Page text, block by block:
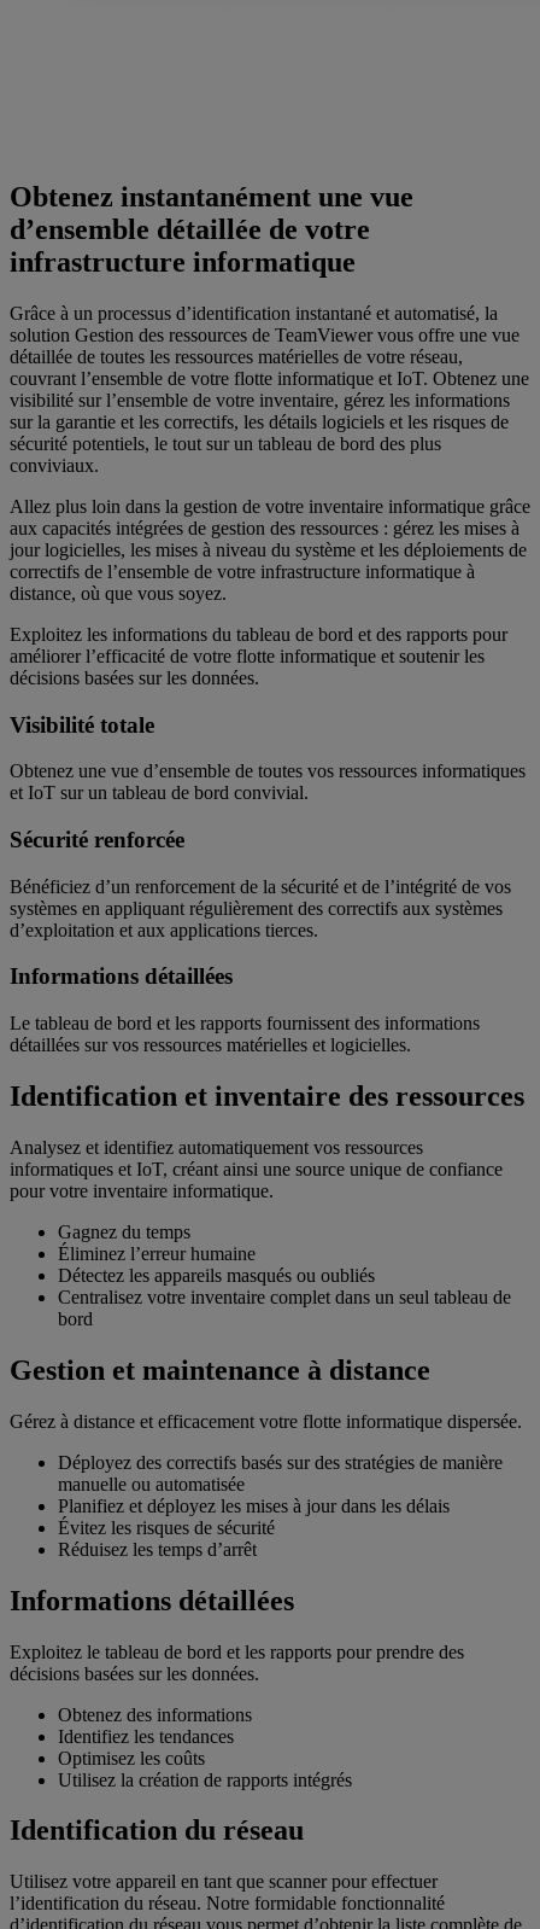
Obtenez instantanément une vue
d’ensemble détaillée de votre
infrastructure informatique
Grâce à un processus d’identification instantané et automatisé, la
solution Gestion des ressources de TeamViewer vous offre une vue
détaillée de toutes les ressources matérielles de votre réseau,
couvrant l’ensemble de votre flotte informatique et IoT. Obtenez une
visibilité sur l’ensemble de votre inventaire, gérez les informations
sur la garantie et les correctifs, les détails logiciels et les risques de
sécurité potentiels, le tout sur un tableau de bord des plus
conviviaux.
Allez plus loin dans la gestion de votre inventaire informatique grâce
aux capacités intégrées de gestion des ressources : gérez les mises à
jour logicielles, les mises à niveau du système et les déploiements de
correctifs de l’ensemble de votre infrastructure informatique à
distance, où que vous soyez.
Exploitez les informations du tableau de bord et des rapports pour
améliorer l’efficacité de votre flotte informatique et soutenir les
décisions basées sur les données.
Visibilité totale
Obtenez une vue d’ensemble de toutes vos ressources informatiques
et IoT sur un tableau de bord convivial.
Sécurité renforcée
Bénéficiez d’un renforcement de la sécurité et de l’intégrité de vos
systèmes en appliquant régulièrement des correctifs aux systèmes
d’exploitation et aux applications tierces.
Informations détaillées
Le tableau de bord et les rapports fournissent des informations
détaillées sur vos ressources matérielles et logicielles.
Identification et inventaire des ressources
Analysez et identifiez automatiquement vos ressources
informatiques et IoT, créant ainsi une source unique de confiance
pour votre inventaire informatique.
Gagnez du temps
Éliminez l’erreur humaine
Détectez les appareils masqués ou oubliés
Centralisez votre inventaire complet dans un seul tableau de
bord
Gestion et maintenance à distance
Gérez à distance et efficacement votre flotte informatique dispersée.
Déployez des correctifs basés sur des stratégies de manière
manuelle ou automatisée
Planifiez et déployez les mises à jour dans les délais
Évitez les risques de sécurité
Réduisez les temps d’arrêt
Informations détaillées
Exploitez le tableau de bord et les rapports pour prendre des
décisions basées sur les données.
Obtenez des informations
Identifiez les tendances
Optimisez les coûts
Utilisez la création de rapports intégrés
Identification du réseau
Utilisez votre appareil en tant que scanner pour effectuer
l’identification du réseau. Notre formidable fonctionnalité